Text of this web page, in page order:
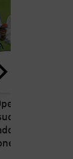
Charley
pilan,
suuttumaan